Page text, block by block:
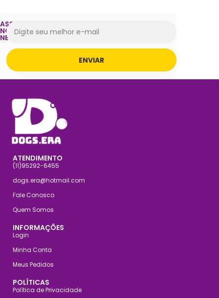
ASSINE
NOSSA
NEWSLETTER
ENVIAR
ATENDIMENTO
(11)95292-6455
dogs.era@hotmail.com
Fale Conosco
Quem Somos
INFORMAÇÕES
Login
Minha Conta
Meus Pedidos
POLÍTICAS
Política de Privacidade